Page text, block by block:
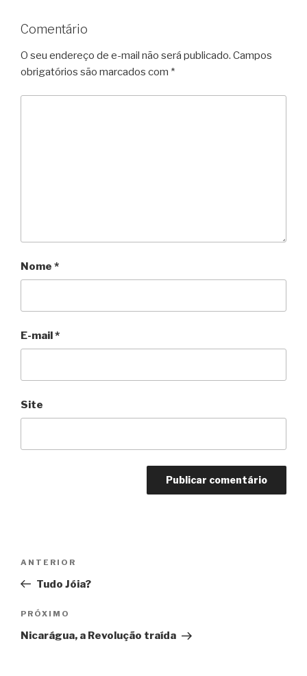
Comentário
O seu endereço de e-mail não será publicado. Campos
obrigatórios são marcados com *
Nome *
E-mail*
Site
Post
Anterior
ANTERIOR
Tudo Jóia?
Próximo
PRÓXIMO
Nicarágua, a Revolução traída